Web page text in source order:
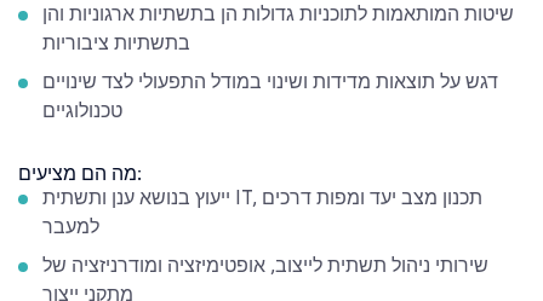
שיטות המותאמות לתוכניות גדולות הן בתשתיות ארגוניות והן
בתשתיות ציבוריות
דגש על תוצאות מדידות ושינוי במודל התפעולי לצד שינויים
טכנולוגיים
מה הם מציעים:
ייעוץ בנושא ענן ותשתית IT, תכנון מצב יעד ומפות דרכים
למעבר
שירותי ניהול תשתית לייצוב, אופטימיזציה ומודרניזציה של
מתקני ייצור